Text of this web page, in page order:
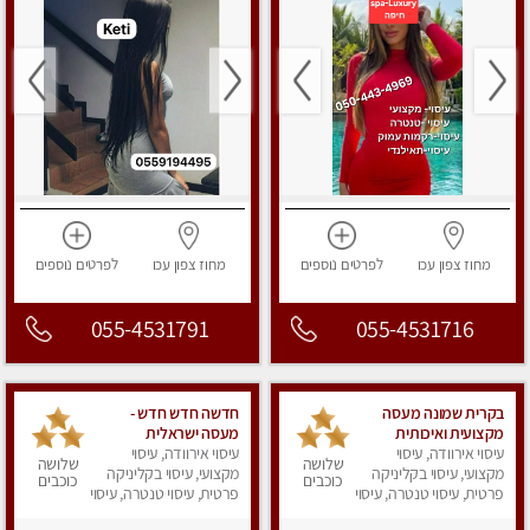
מחוז צפוןעכו לפרטים נוספים
055-4531716
מחוז צפוןעכו לפרטים נוספים
055-4531791
בקרית שמונה מעסה
מקצועית ואיכותית
פרטי!!!מומלץ לחלוטין!!!!
עיסוי אירוודה, עיסוי
מקצועי, עיסוי בקליניקה
פרטית, עיסוי טנטרה, עיסוי
שלושה
כוכבים
חדשה חדש חדש -
מעסה ישראלית
מהממת, חדשה לגמרי
בקריות
עיסוי אירוודה, עיסוי
מקצועי, עיסוי בקליניקה
פרטית, עיסוי טנטרה, עיסוי
שלושה
כוכבים